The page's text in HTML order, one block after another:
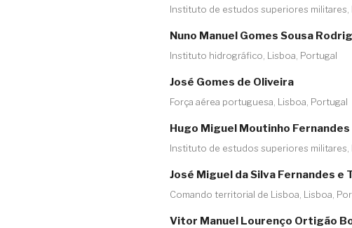
Instituto de estudos superiores militares,
Nuno Manuel Gomes Sousa
Instituto hidrográfico, Lisboa, Portugal
José Gomes de Oliveira
Força aérea portuguesa, Lisboa, Portugal
Hugo Miguel Moutinho Fernandes
Instituto de estudos superiores militares,
José Miguel da Silva Fernandes e
Comando territorial de Lisboa, Lisboa,
Vitor Manuel Lourenço Ortigão